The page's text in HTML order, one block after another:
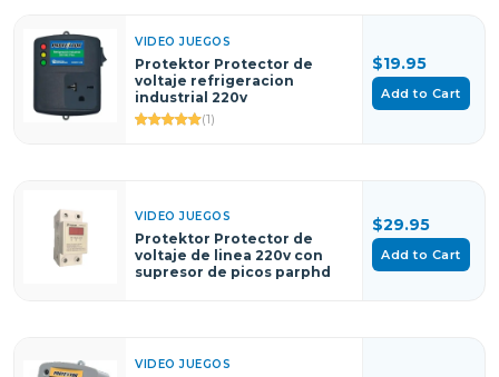
VIDEO JUEGOS
Protektor Protector de
voltaje refrigeracion
industrial 220v
(1)
$19.95
Add to Cart
VIDEO JUEGOS
Protektor Protector de
voltaje de linea 220v con
supresor de picos parphd
$29.95
Add to Cart
VIDEO JUEGOS